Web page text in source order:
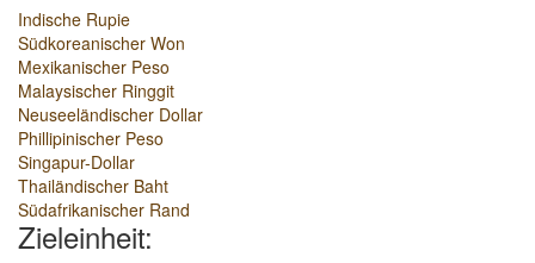
Indische Rupie
Südkoreanischer Won
Mexikanischer Peso
Malaysischer Ringgit
Neuseeländischer Dollar
Phillipinischer Peso
Singapur-Dollar
Thailändischer Baht
Südafrikanischer Rand
Zieleinheit: